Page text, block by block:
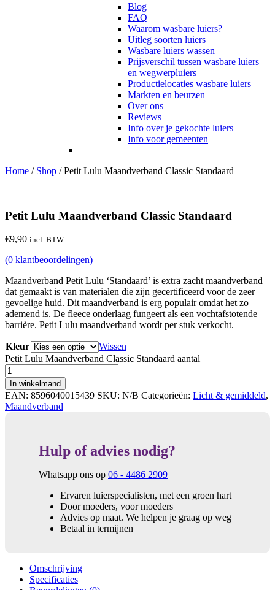
Blog
FAQ
Waarom wasbare luiers?
Uitleg soorten luiers
Wasbare luiers wassen
Prijsverschil tussen wasbare luiers
en wegwerpluiers
Productielocaties wasbare luiers
Markten en beurzen
Over ons
Reviews
Info over je gekochte luiers
Info voor gemeenten
Home / Shop /Petit Lulu Maandverband Classic Standaard
Petit Lulu Maandverband Classic Standaard
€9,90 incl. BTW
(0 klantbeoordelingen)
Maandverband Petit Lulu ‘Standaard’ is extra zacht maandverband
dat gemaakt is van materialen die zijn gecertificeerd voor de zeer
gevoelige huid. Dit maandverband is erg populair omdat het zo
ademend is. De fleece onderlaag fungeert als een vochtafstotende
barrière. Petit Lulu maandverband wordt per stuk verkocht.
Kleur
Wissen
Petit Lulu Maandverband Classic Standaard aantal
In winkelmand
EAN: 8596040015439 SKU: N/B Categorieën: Licht & gemiddeld,
Maandverband
Hulp of advies nodig?
Whatsapp ons op 06 - 4486 2909
Ervaren luierspecialisten, met een groen hart
Door moeders, voor moeders
Advies op maat. We helpen je graag op weg
Betaal in termijnen
Omschrijving
Specificaties